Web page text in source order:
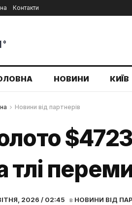
Контакти
НОВИНИ КИЇВ
Новини від партнерів
$4723
тлі
2026 / 02:45 в НОВИНИ ВІД